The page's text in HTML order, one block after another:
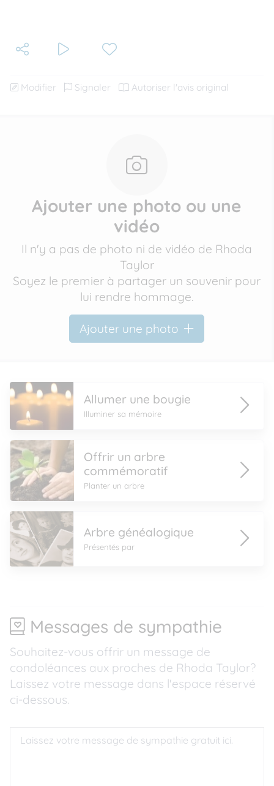
Modifier Signaler Autoriser l'avis original
Ajouter une photo ou une
vidéo
Il n'y a pas de photo ni de vidéo de Rhoda
Taylor
Soyez le premier à partager un souvenir pour
lui rendre hommage.
Ajouter une photo
Allumer une bougie
Illuminer sa mémoire
Offrir un arbre
commémoratif
Planter un arbre
Arbre généalogique
Présentés par
Messages de sympathie
Souhaitez-vous offrir un message de
condoléances aux proches de Rhoda Taylor?
Laissez votre message dans l'espace réservé
ci-dessous.